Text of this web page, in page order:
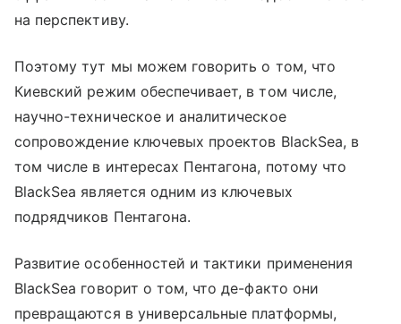
на перспективу.
Поэтому тут мы можем говорить о том, что
Киевский режим обеспечивает, в том числе,
научно-техническое и аналитическое
сопровождение ключевых проектов BlackSea, в
том числе в интересах Пентагона, потому что
BlackSea является одним из ключевых
подрядчиков Пентагона.
Развитие особенностей и тактики применения
BlackSea говорит о том, что де-факто они
превращаются в универсальные платформы,